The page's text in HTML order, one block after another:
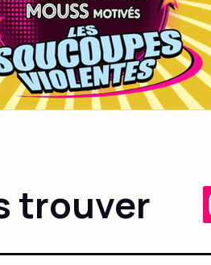
trouver